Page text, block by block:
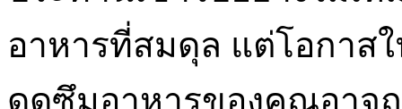
อาหารที่สมดุล แต่โอกาส
ดูดซึมอาหารของคุณอาจ